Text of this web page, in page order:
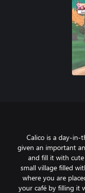
Calico is a day-in-
given an important
and fill it with
small village filled
where you are
your café by filling it